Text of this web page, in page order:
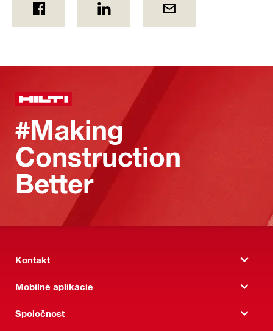
#Making
Construction
Better
Kontakt
Mobilné aplikácie
Spoločnost